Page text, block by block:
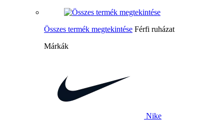
Összes termék megtekintése Férfi ruházat
Márkák
Nike